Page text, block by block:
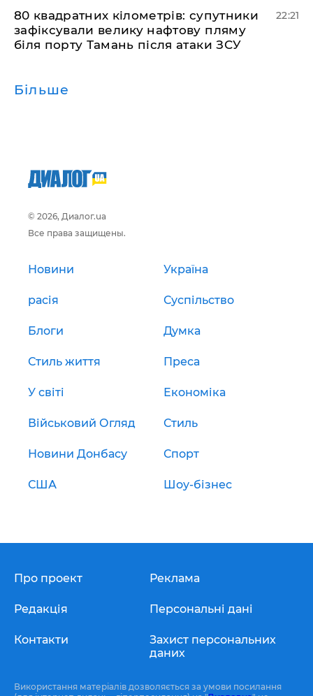
​80 квадратних кілометрів: супутники
зафіксували велику нафтову пляму
біля порту Тамань після атаки ЗСУ
22:21
Більше
© 2026, Диалог.ua
Все права защищены.
Новини Україна
расія Суспільство
Блоги Думка
Стиль життя Преса
У світі Економіка
Військовий Огляд Стиль
Новини Донбасу Спорт
США Шоу-бізнес
Про проект
Редакція
Контакти
Реклама
Персональні дані
Захист персональних
даних
Використання матеріалів дозволяється за умови посилання